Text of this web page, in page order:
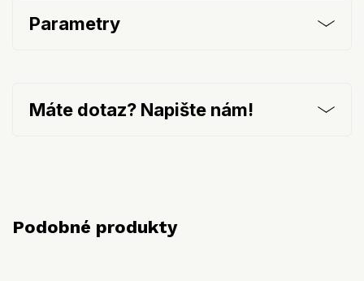
Parametry
Máte dotaz? Napište nám!
Podobné produkty